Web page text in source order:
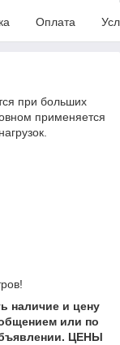
Оплата
при больших
применяется
наличие и цену
или по
ЦЕНЫ